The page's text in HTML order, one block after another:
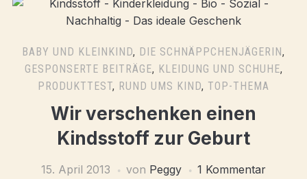
BABY UND KLEINKIND, DIE SCHNÄPPCHENJÄGERIN,
GESPONSERTE BEITRÄGE, KLEIDUNG UND SCHUHE,
PRODUKTTEST, RUND UMS KIND, TOP-THEMA
Wir verschenken einen
Kindsstoff zur Geburt
15. April 2013 von Peggy 1 Kommentar